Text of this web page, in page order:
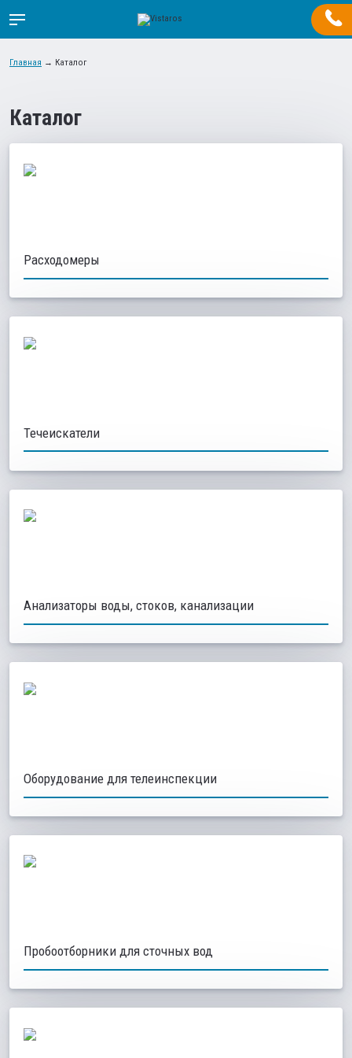
Главная → Каталог
Каталог
Расходомеры
Течеискатели
Анализаторы воды, стоков, канализации
Оборудование для телеинспекции
Пробоотборники для сточных вод